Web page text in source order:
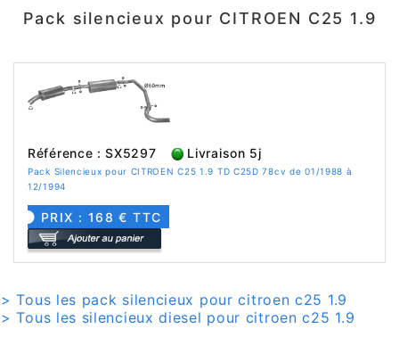
Pack silencieux pour CITROEN C25 1.9
Référence : SX5297 Livraison 5j
Pack Silencieux pour CITROEN C25 1.9 TD C25D 78cv de 01/1988 à
12/1994
PRIX : 168 € TTC
> Tous les pack silencieux pour citroen c25 1.9
> Tous les silencieux diesel pour citroen c25 1.9